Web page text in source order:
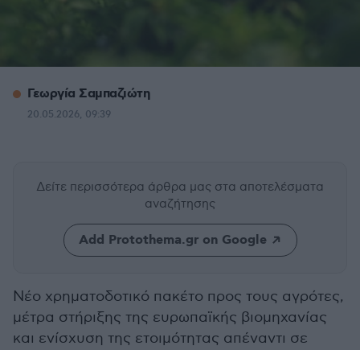
Γεωργία Σαμπαζιώτη
20.05.2026, 09:39
Δείτε περισσότερα άρθρα μας στα αποτελέσματα
αναζήτησης
Add Protothema.gr on Google
Νέο χρηματοδοτικό πακέτο προς τους αγρότες,
μέτρα στήριξης της ευρωπαϊκής βιομηχανίας
και ενίσχυση της ετοιμότητας απέναντι σε